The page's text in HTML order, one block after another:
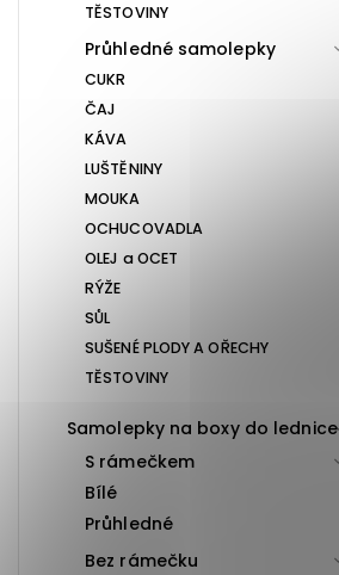
TĚSTOVINY
Průhledné samolepky
CUKR
ČAJ
KÁVA
LUŠTĚNINY
MOUKA
OCHUCOVADLA
OLEJ a OCET
RÝŽE
SŮL
SUŠENÉ PLODY A OŘECHY
TĚSTOVINY
Samolepky na boxy do lednice
S rámečkem
Bílé
Průhledné
Bez rámečku